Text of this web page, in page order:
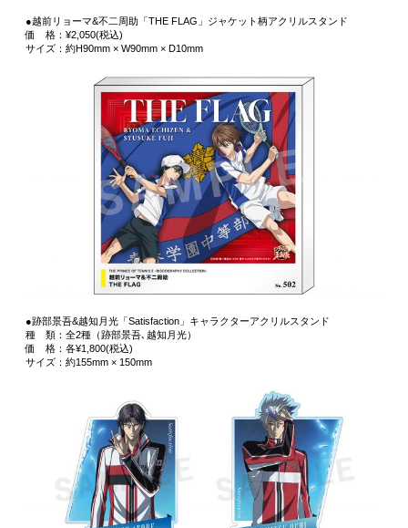
●越前リョーマ&不二周助「THE FLAG」ジャケット柄アクリルスタンド
価 格：¥2,050(税込)
サイズ：約H90mm × W90mm × D10mm
●跡部景吾&越知月光「Satisfaction」キャラクターアクリルスタンド
種 類：全2種（跡部景吾､越知月光）
価 格：各¥1,800(税込)
サイズ：約155mm × 150mm